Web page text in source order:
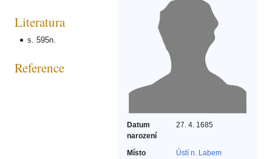
Datum
narození
27. 4. 1685
Místo
Ústí n. Labem
Literatura
s. 595n.
Reference